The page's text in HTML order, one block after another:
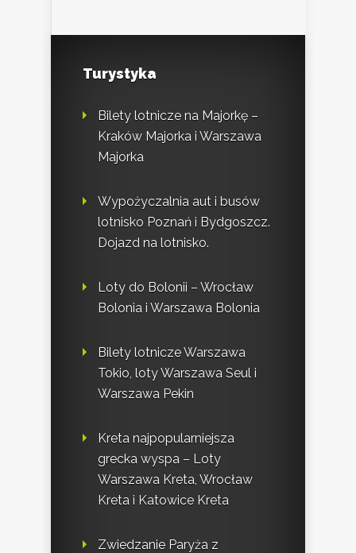
Turystyka
Bilety lotnicze na Majorkę –
Kraków Majorka i Warszawa
Majorka
Wypożyczalnia aut i busów
lotnisko Poznań i Bydgoszcz.
Dojazd na lotnisko.
Loty do Bolonii – Wrocław
Bolonia i Warszawa Bolonia
Bilety lotnicze Warszawa
Tokio, loty Warszawa Seul i
Warszawa Pekin
Kreta najpopularniejsza
grecka wyspa – Loty
Warszawa Kreta, Wrocław
Kreta i Katowice Kreta
Zwiedzanie Paryża z